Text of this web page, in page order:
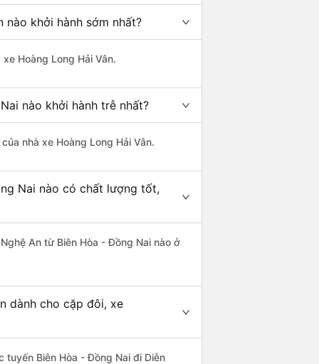
nào khởi hành sớm nhất?
Hoàng Long Hải Vân.
nào khởi hành trễ nhất?
nhà xe Hoàng Long Hải Vân.
Nai nào có chất lượng tốt,
An từ Biên Hòa - Đồng Nai nào ở
dành cho cặp đôi, xe
tuyến Biên Hòa - Đồng Nai đi Diễn